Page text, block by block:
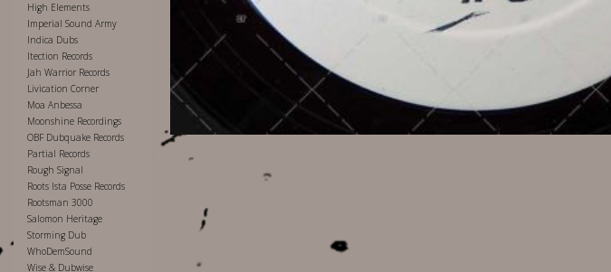
High Elements
Imperial Sound Army
Indica Dubs
Itection Records
Jah Warrior Records
Livication Corner
Moa Anbessa
Moonshine Recordings
OBF Dubquake Records
Partial Records
Rough Signal
Roots Ista Posse Records
Rootsman 3000
Salomon Heritage
Storming Dub
WhoDemSound
Wise & Dubwise